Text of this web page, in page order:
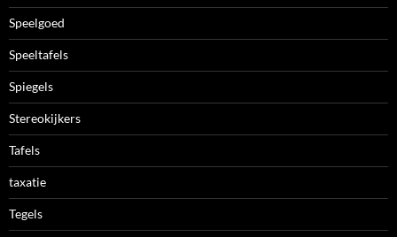
Speelgoed
Speeltafels
Spiegels
Stereokijkers
Tafels
taxatie
Tegels